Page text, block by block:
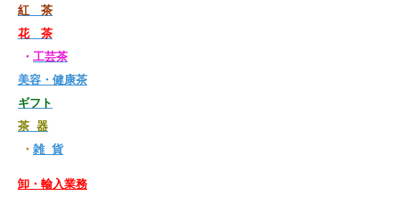
紅 茶
花 茶
・ 工芸茶
美容・健康茶
ギフト
茶 器
・ 雑 貨
卸・輸入業務